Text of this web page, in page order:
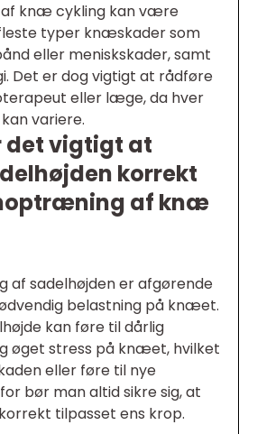
knæ cykling kan være
typer knæskader som
eller meniskskader, samt
Det er dog vigtigt at rådføre
eller læge, da hver
variere.
det vigtigt at
korrekt
af knæ
af sadelhøjden er afgørende
belastning på knæet.
kan føre til dårlig
øget stress på knæet, hvilket
eller føre til nye
bør man altid sikre sig, at
tilpasset ens krop.